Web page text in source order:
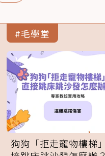
#毛學堂
狗狗「拒走寵物樓梯